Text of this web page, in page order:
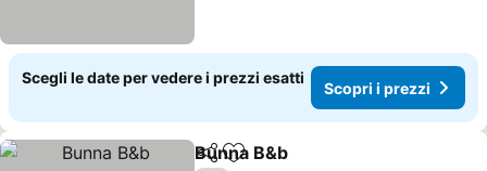
Scegli le date per vedere i prezzi esatti
Scopri i prezzi
CondividiAggiungi ai preferiti
Bunna B&b